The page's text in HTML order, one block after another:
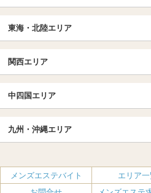
北海道（札幌・旭川・函館）
岩手 (盛岡・北上)
福島 (いわき・郡山)
長野・松本・上田
群馬（伊勢崎・高崎・前橋）
大宮・浦和・川口
千葉TOP
松戸・柏
池袋・大塚
恵比寿・目黒・自由が丘
東海・北陸エリア
愛知（名古屋）
北陸
名古屋TOP
丸の内・久屋・高岳
新栄町・東新町
関西エリア
京都駅・伏見区
四条烏丸・河原町・祇園四条
三条・京都市役所前
大阪エリア
梅田・北新地
中四国エリア
広島
香川（高松）
九州・沖縄エリア
福岡
メンズエステバイト エリア一